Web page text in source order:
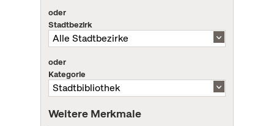
oder
Stadtbezirk
oder
Kategorie
Weitere Merkmale